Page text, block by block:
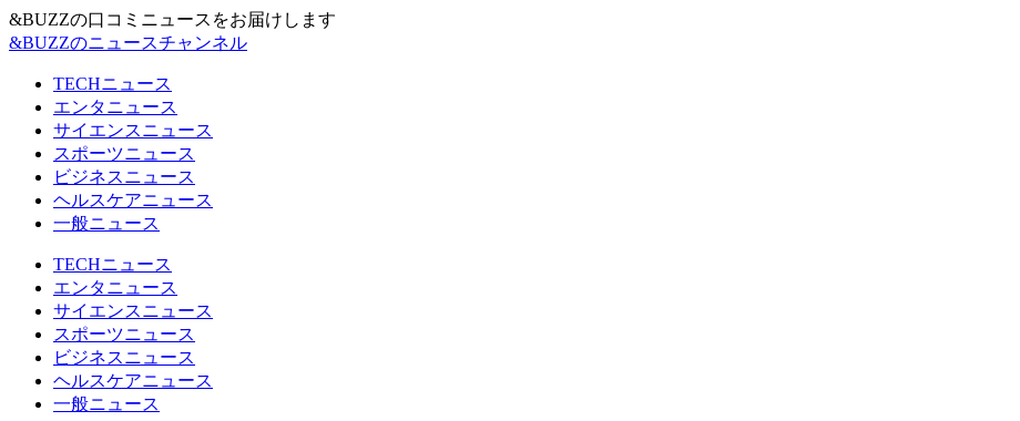
&BUZZの口コミニュースをお届けします
&BUZZのニュースチャンネル
TECHニュース
エンタニュース
サイエンスニュース
スポーツニュース
ビジネスニュース
ヘルスケアニュース
一般ニュース
TECHニュース
エンタニュース
サイエンスニュース
スポーツニュース
ビジネスニュース
ヘルスケアニュース
一般ニュース